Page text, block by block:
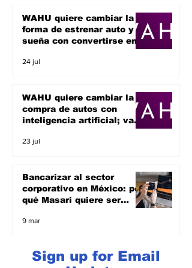
WAHU quiere cambiar la
forma de estrenar auto y
sueña con convertirse en
24 jul
WAHU quiere cambiar la
compra de autos con
inteligencia artificial; va
unicornio
23 jul
Bancarizar al sector
corporativo en México: por
qué Masari quiere ser
empresas
9 mar
Sign up for Email